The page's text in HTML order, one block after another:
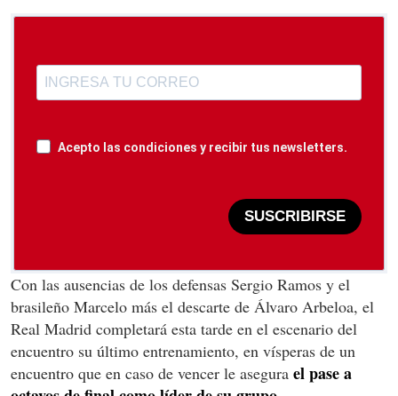
Acepto las condiciones y recibir tus newsletters.
SUSCRIBIRSE
Con las ausencias de los defensas Sergio Ramos y el
brasileño Marcelo más el descarte de Álvaro Arbeloa, el
Real Madrid completará esta tarde en el escenario del
encuentro su último entrenamiento, en vísperas de un
encuentro que en caso de vencer le asegura el pase a